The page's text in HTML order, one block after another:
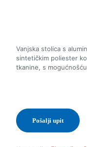
Vanjska stolica s
sintetičkim poliester
tkanine, s
Pošalji upit